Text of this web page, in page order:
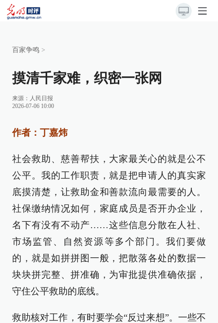
百家争鸣 >
摸清千家难，织密一张网
来源： 人民日报
2026-07-06 10:00
作者：丁嘉炜
社会救助、慈善帮扶，大家最关心的就是公不
公平。我的工作职责，就是把申请人的真实家
底摸清楚，让救助金和善款流向最需要的人。
社保缴纳情况如何，家庭成员是否开办企业，
名下有没有不动产……这些信息分散在人社、
市场监管、自然资源等多个部门。我们要做
的，就是如拼拼图一般，把散落各处的数据一
块块拼完整、拼准确，为审批提供准确依据，
守住公平救助的底线。
救助核对工作，有时要学会“反过来想”。一些不